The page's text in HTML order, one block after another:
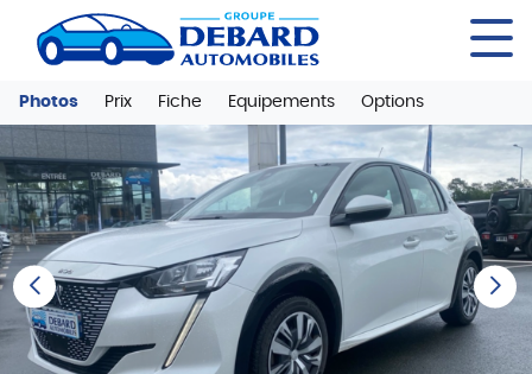
Photos Prix Fiche Equipements Options
Previous Next
Panneau de gestion des cookies